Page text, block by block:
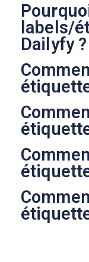
labels/
Dailyfy ?